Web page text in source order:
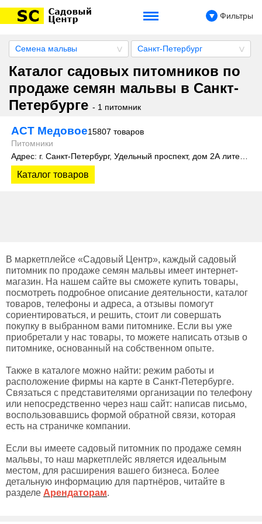
Фильтры
Семена мальвы Санкт-Петербург
Каталог садовых питомников по
продаже семян мальвы в Санкт-
Петербурге - 1 питомник
АСТ Медовое15807 товаров
Питомники
Каталог товаров
В маркетплейсе «Садовый Центр», каждый садовый
питомник по продаже семян мальвы имеет интернет-
магазин. На нашем сайте вы сможете купить товары,
посмотреть подробное описание деятельности, каталог
товаров, телефоны и адреса, а отзывы помогут
сориентироваться, и решить, стоит ли совершать
покупку в выбранном вами питомнике. Если вы уже
приобретали у нас товары, то можете написать отзыв о
питомнике, основанный на собственном опыте.
Также в каталоге можно найти: режим работы и
расположение фирмы на карте в Санкт-Петербурге.
Связаться с представителями организации по телефону
или непосредственно через наш сайт: написав письмо,
воспользовавшись формой обратной связи, которая
есть на страничке компании.
Если вы имеете садовый питомник по продаже семян
мальвы, то наш маркетплейс является идеальным
местом, для расширения вашего бизнеса. Более
детальную информацию для партнёров, читайте в
разделе Арендаторам.